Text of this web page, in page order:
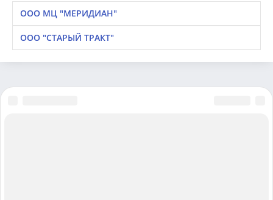
ООО МЦ "МЕРИДИАН"
ООО "СТАРЫЙ ТРАКТ"